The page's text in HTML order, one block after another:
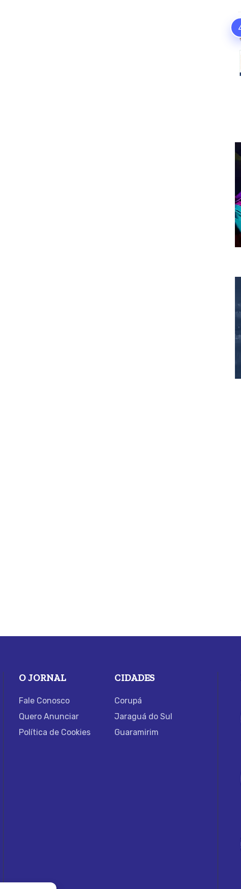
O JORNAL
Fale Conosco
Quero Anunciar
Política de Cookies
CIDADES
Corupá
Jaraguá do Sul
Guaramirim